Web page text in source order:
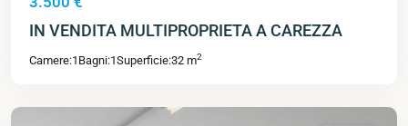
IN VENDITA MULTIPROPRIETA A CAREZZA
Camere:1 Bagni:1Superficie:32 m2